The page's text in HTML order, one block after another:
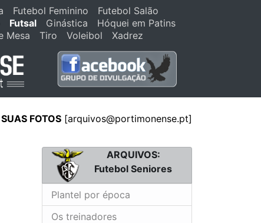
Futebol Feminino
Futebol Salão
Futsal Ginástica
Hóquei em Patins
Mesa Tiro Voleibol Xadrez
FOTOS [arquivos@portimonense.pt]
ARQUIVOS:
Futebol Seniores
Plantel por época
Os treinadores